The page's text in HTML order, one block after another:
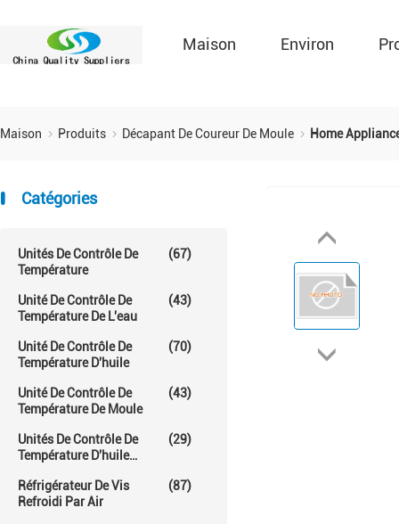
Maison Environ
Maison Produits Décapant De Coureur De Moule Home
Catégories
Unités De Contrôle De
Température
(67)
Unité De Contrôle De
Température De L'eau
(43)
Unité De Contrôle De
Température D'huile
(70)
Unité De Contrôle De
Température De Moule
(43)
Unités De Contrôle De
Température D'huile
(29)
Réfrigérateur De Vis
Refroidi Par Air
(87)